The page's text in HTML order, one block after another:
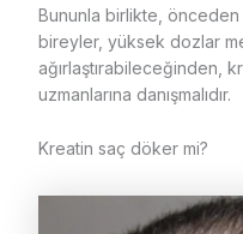
Bununla birlikte, önceden
bireyler, yüksek dozlar
ağırlaştırabileceğinden,
uzmanlarına danışmalıdır.
Kreatin saç döker mi?